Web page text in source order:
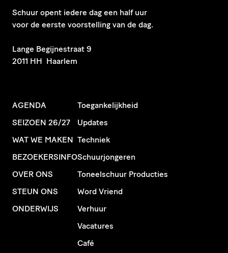
Schuur opent iedere dag een half uur
voor de eerste voorstelling van de dag.
​Lange Begijnestraat 9
2011 HH Haarlem
AGENDA
SEIZOEN 26/27
WAT WE MAKEN
BEZOEKERSINFO
OVER ONS
STEUN ONS
ONDERWIJS
Toegankelijkheid
Updates
Techniek
Schuurjongeren
Toneelschuur Producties
Word Vriend
Verhuur
Vacatures
Café